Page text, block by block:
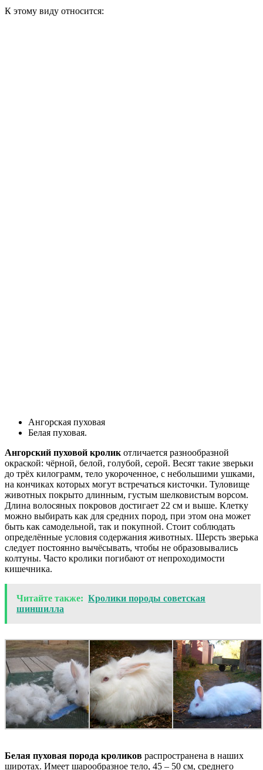
К этому виду относится:
Ангорская пуховая
Белая пуховая.
Ангорский пуховой кролик отличается разнообразной
окраской: чёрной, белой, голубой, серой. Весят такие зверьки
до трёх килограмм, тело укороченное, с небольшими ушками,
на кончиках которых могут встречаться кисточки. Туловище
животных покрыто длинным, густым шелковистым ворсом.
Длина волосяных покровов достигает 22 см и выше. Клетку
можно выбирать как для средних пород, при этом она может
быть как самодельной, так и покупной. Стоит соблюдать
определённые условия содержания животных. Шерсть зверька
следует постоянно вычёсывать, чтобы не образовывались
колтуны. Часто кролики погибают от непроходимости
кишечника.
Читайте также: Кролики породы советская
шиншилла
Белая пуховая порода кроликов распространена в наших
широтах. Имеет шарообразное тело, 45 – 50 см, среднего